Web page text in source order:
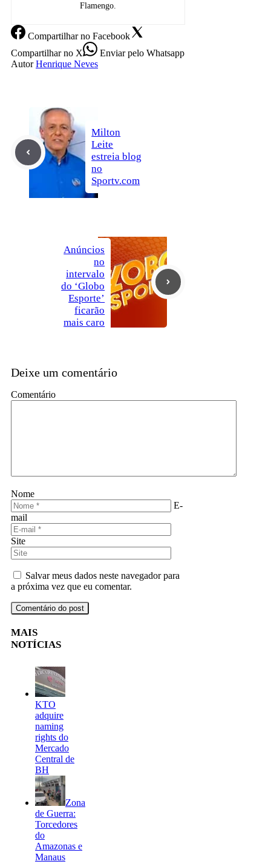
Flamengo.
Compartilharno Facebook
Compartilharno X Enviarpelo Whatsapp
Autor Henrique Neves
Milton
Leite
estreia blog
no
Sportv.com
Anúncios
no
intervalo
do ‘Globo
Esporte’
ficarão
mais caro
Deixe um comentário
Comentário
Nome
E-
mail
Site
Salvar meus dados neste navegador para
a próxima vez que eu comentar.
MAIS
NOTÍCIAS
KTO
adquire
naming
rights do
Mercado
Central de
BH
Zona
de Guerra:
Torcedores
do
Amazonas e
Manaus